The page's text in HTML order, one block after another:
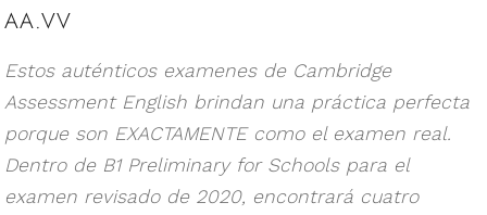
AA.VV
Estos auténticos examenes de Cambridge
Assessment English brindan una práctica perfecta
porque son EXACTAMENTE como el examen real.
Dentro de B1 Preliminary for Schools para el
examen revisado de 2020, encontrará cuatro